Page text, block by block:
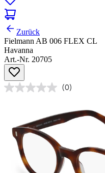
Zurück
Fielmann AB 006 FLEX CL
Havanna
Art.-Nr. 20705
(0)